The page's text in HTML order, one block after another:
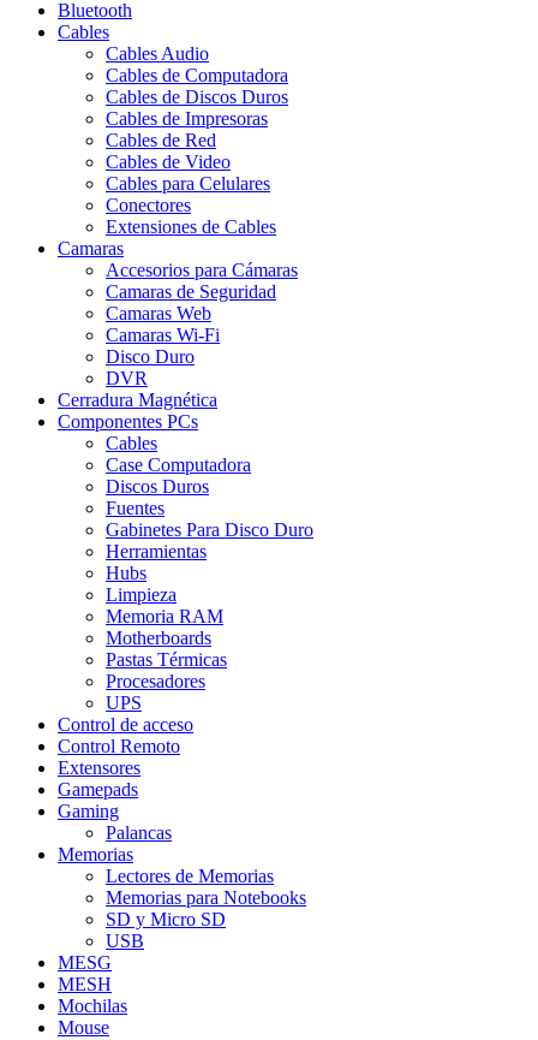
Bluetooth
Cables
Cables Audio
Cables de Computadora
Cables de Discos Duros
Cables de Impresoras
Cables de Red
Cables de Video
Cables para Celulares
Conectores
Extensiones de Cables
Camaras
Accesorios para Cámaras
Camaras de Seguridad
Camaras Web
Camaras Wi-Fi
Disco Duro
DVR
Cerradura Magnética
Componentes PCs
Cables
Case Computadora
Discos Duros
Fuentes
Gabinetes Para Disco Duro
Herramientas
Hubs
Limpieza
Memoria RAM
Motherboards
Pastas Térmicas
Procesadores
UPS
Control de acceso
Control Remoto
Extensores
Gamepads
Gaming
Palancas
Memorias
Lectores de Memorias
Memorias para Notebooks
SD y Micro SD
USB
MESG
MESH
Mochilas
Mouse